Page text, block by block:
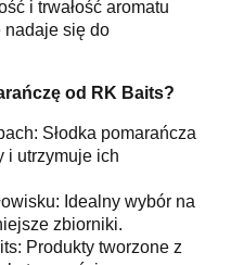
i trwałość aromatu
nadaje się do
od RK Baits?
Słodka pomarańcza
i utrzymuje ich
Idealny wybór na
zbiorniki.
Produkty tworzone z